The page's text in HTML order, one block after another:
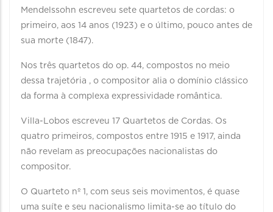
Mendelssohn escreveu sete quartetos de cordas: o
primeiro, aos 14 anos (1923) e o último, pouco antes de
sua morte (1847).
Nos três quartetos do op. 44, compostos no meio
dessa trajetória , o compositor alia o domínio clássico
da forma à complexa expressividade romântica.
Villa-Lobos escreveu 17 Quartetos de Cordas. Os
quatro primeiros, compostos entre 1915 e 1917, ainda
não revelam as preocupações nacionalistas do
compositor.
O Quarteto nº 1, com seus seis movimentos, é quase
uma suíte e seu nacionalismo limita-se ao título do